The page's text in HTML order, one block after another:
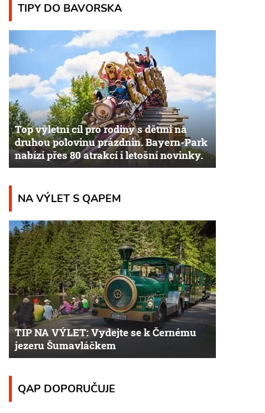
TIPY DO BAVORSKA
Top výletní cíl pro rodiny s dětmi na
druhou polovinu prázdnin. Bayern-Park
nabízí přes 80 atrakcí i letošní novinky.
NA VÝLET S QAPEM
TIP NA VÝLET: Vydejte se k Černému
jezeru Šumavláčkem
QAP DOPORUČUJE